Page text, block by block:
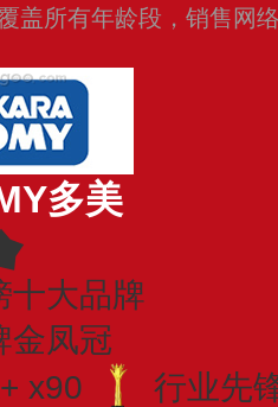
盖所有年龄段，销售网
多美
十大品牌
金凤冠
x90
行业先